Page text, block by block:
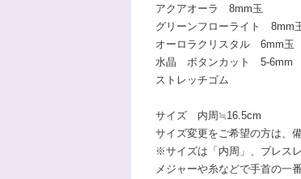
アクアオーラ 8mm玉
グリーンフローライト 8mm
オーロラクリスタル 6mm玉
水晶 ボタンカット 5-6mm
ストレッチゴム
サイズ 内周≒16.5cm
サイズ変更をご希望の方は、
※サイズは「内周」、ブレス
メジャーや糸などで手首の一